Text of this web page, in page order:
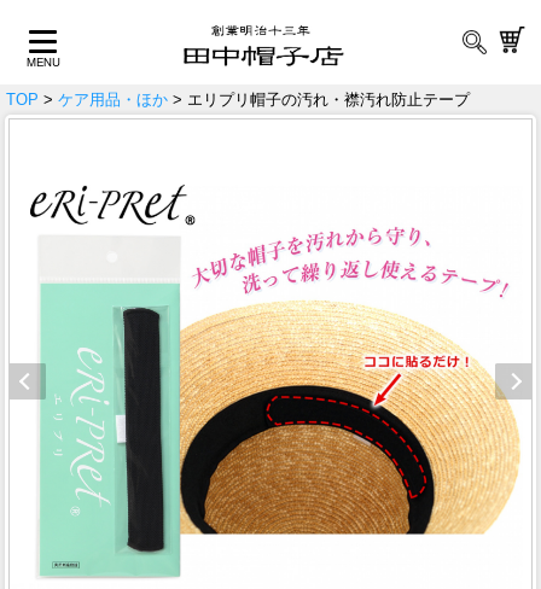
TOP > ケア用品・ほか > エリプリ帽子の汚れ・襟汚れ防止テープ